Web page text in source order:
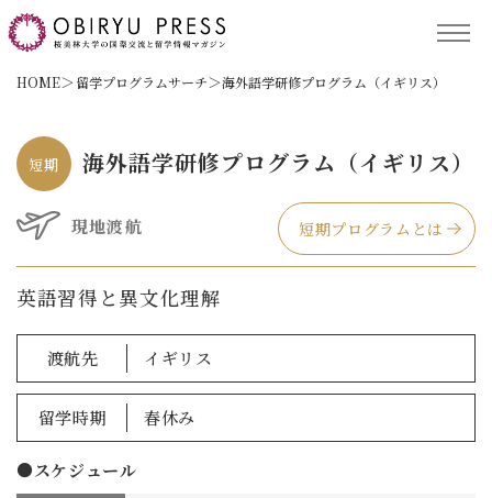
TOP
記事コンテンツ
留学プログラム
サポート
保護者の方へ
HOME 留学プログラムサーチ 海外語学研修プログラム（イギリス）
短期 海外語学研修プログラム（イギリス）
現地渡航 短期プログラムとは
英語習得と異文化理解
渡航先 イギリス
留学時期 春休み
●スケジュール